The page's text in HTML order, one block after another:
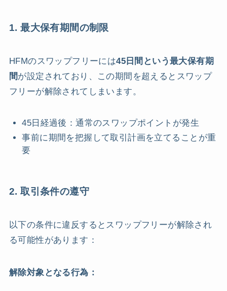
1. 最大保有期間の制限
HFMのスワップフリーには45日間という最大保有期
間が設定されており、この期間を超えるとスワップ
フリーが解除されてしまいます。
45日経過後：通常のスワップポイントが発生
事前に期間を把握して取引計画を立てることが重
要
2. 取引条件の遵守
以下の条件に違反するとスワップフリーが解除され
る可能性があります：
解除対象となる行為：